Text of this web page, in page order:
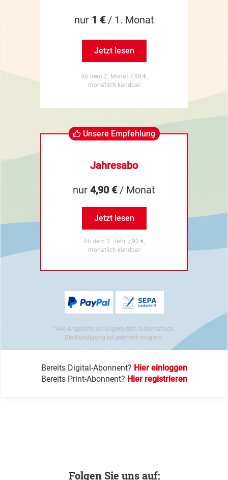
nur 1 €/ 1. Monat
Jetzt lesen
Ab dem 2. Monat 7,90 €,
monatlich kündbar
Unsere Empfehlung
Jahresabo
nur 4,90 €/ Monat
Jetzt lesen
Ab dem 2. Jahr 7,90 €,
monatlich kündbar
*Alle Angebote verlängern sich automatisch.
Die Kündigung ist jederzeit möglich.
Bereits Digital-Abonnent? Hier einloggen
Bereits Print-Abonnent? Hier registrieren
Folgen Sie uns auf: